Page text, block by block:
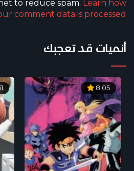
to reduce spam. Learn how
comment data is processed.
أنميات قد تعجبك
8.05